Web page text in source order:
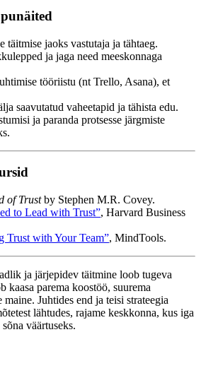
täitmise jaoks vastutaja ja tähtaeg.
ja jaga need meeskonnaga
tööriistu (nt Trello, Asana), et
saavutatud vaheetapid ja tähista edu.
ja paranda protsesse järgmiste
of Trustby Stephen M.R. Covey.
to Lead with Trust”, Harvard Business
Trust with Your Team”, MindTools.
ja järjepidev täitmine loob tugeva
kaasa parema koostöö, suurema
Juhtides end ja teisi strateegia
lähtudes, rajame keskkonna, kus iga
väärtuseks.